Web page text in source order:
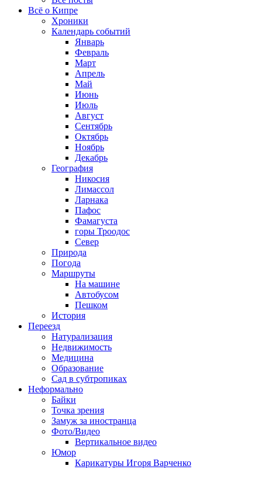
Всё о Кипре
Хроники
Календарь событий
Январь
Февраль
Март
Апрель
Май
Июнь
Июль
Август
Сентябрь
Октябрь
Ноябрь
Декабрь
География
Никосия
Лимассол
Ларнака
Пафос
Фамагуста
горы Троодос
Север
Природа
Погода
Маршруты
На машине
Автобусом
Пешком
История
Переезд
Натурализация
Недвижимость
Медицина
Образование
Сад в субтропиках
Неформально
Байки
Точка зрения
Замуж за иностранца
Фото/Видео
Вертикальное видео
Юмор
Карикатуры Игоря Варченко